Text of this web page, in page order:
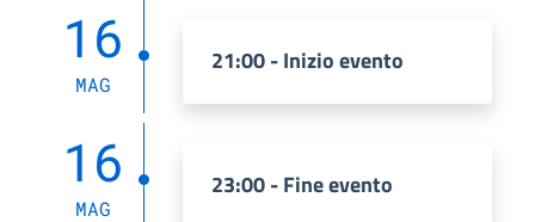
16
MAG
21:00 - Inizio evento
16
MAG
23:00 - Fine evento